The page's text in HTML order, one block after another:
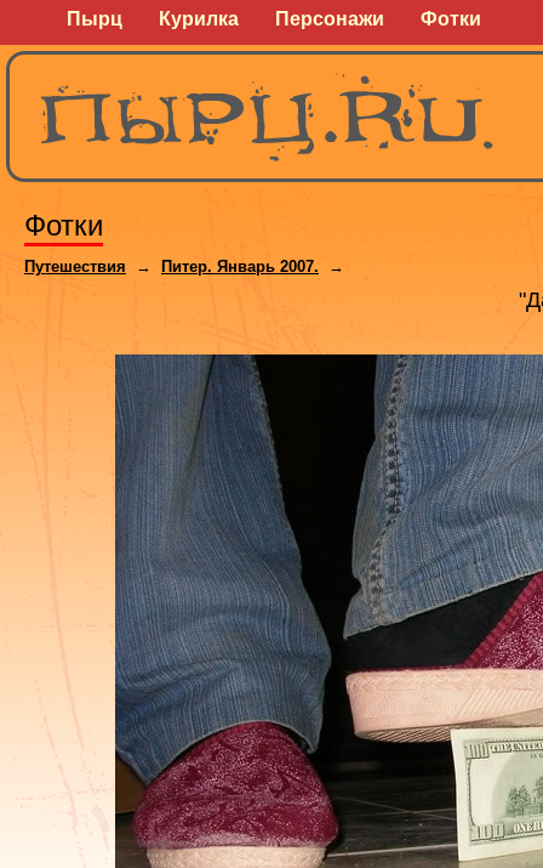
Пырц Курилка Персонажи Фотки
Фотки
Путешествия → Питер. Январь 2007. →